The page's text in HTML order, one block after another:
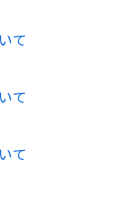
て
て
て